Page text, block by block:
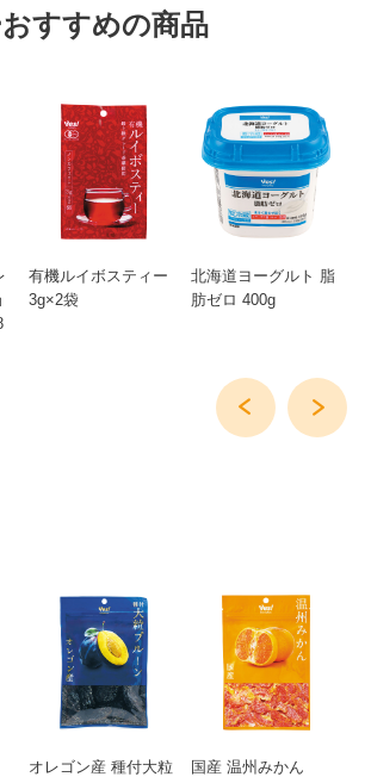
すすめの商品
有機ルイボスティー
3g×2袋
北海道ヨーグルト 脂
肪ゼロ 400g
オレゴン産 種付大粒
国産 温州みかん